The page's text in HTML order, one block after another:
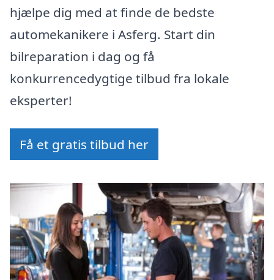
hjælpe dig med at finde de bedste
automekanikere i Asferg. Start din
bilreparation i dag og få
konkurrencedygtige tilbud fra lokale
eksperter!
Få et gratis tilbud her